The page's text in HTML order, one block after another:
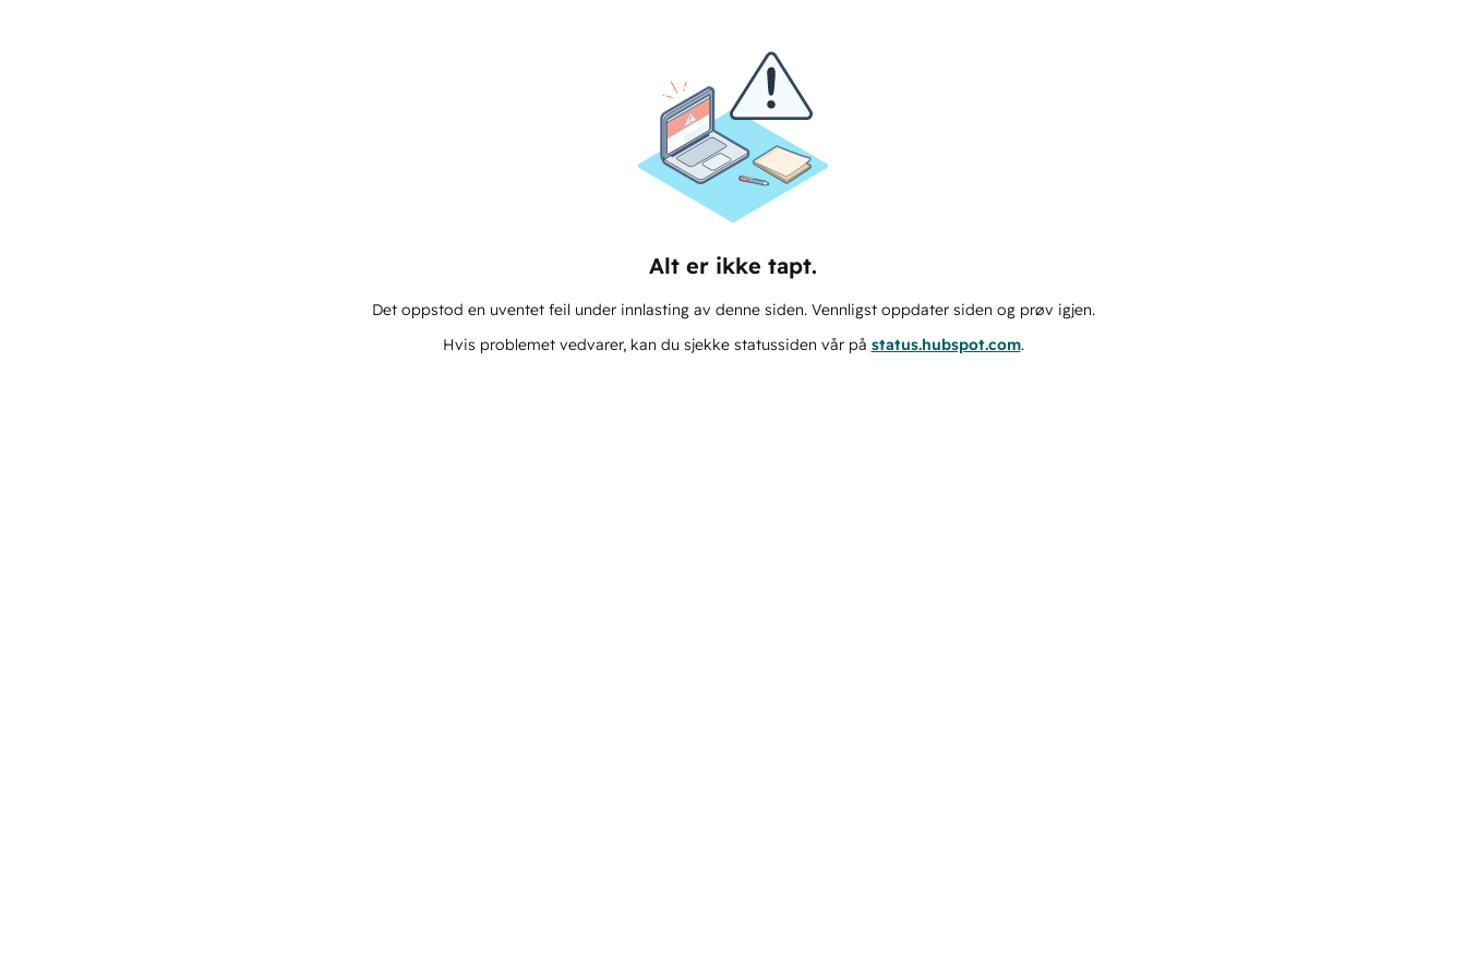
Alt er ikke tapt.
Det oppstod en uventet feil under innlasting av denne siden. Vennligst oppdater siden og prøv igjen.
Hvis problemet vedvarer, kan du sjekke statussiden vår på status.hubspot.com.